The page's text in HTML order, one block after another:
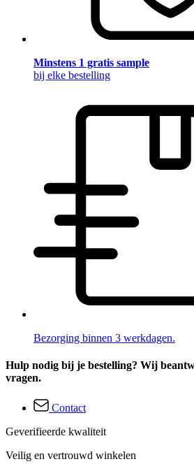
Minstens 1 gratis sample
bij elke bestelling
Bezorging binnen 3 werkdagen.
Hulp nodig bij je bestelling? Wij
vragen.
Contact
Geverifieerde kwaliteit
Veilig en vertrouwd winkelen